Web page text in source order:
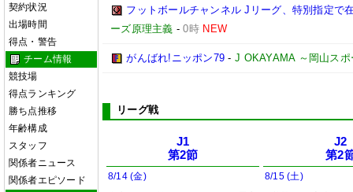
契約状況
出場時間
得点・警告
チーム情報
競技場
得点ランキング
勝ち点推移
年齢構成
スタッフ
関係者ニュース
関係者エピソード
フットボールチャンネル Jリーグ、特別指定で
ーズ原理主義 -0時 NEW
がんばれ!ニッポン79 -J OKAYAMA ～岡山ス
リーグ戦
J1
第2節
8/14 (金)
J2
第2
8/15 (土)